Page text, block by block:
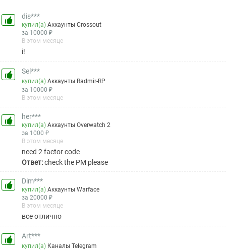
dis***
купил(а)Аккаунты Crossout
за 10000 ₽
В этом месяце
i!
Sel***
купил(а)Аккаунты Radmir-RP
за 10000 ₽
В этом месяце
her***
купил(а)Аккаунты Overwatch 2
за 1000 ₽
В этом месяце
need 2 factor code
Ответ:check the PM please
Dim***
купил(а)Аккаунты Warface
за 20000 ₽
В этом месяце
все отлично
Art***
купил(а) Каналы Telegram